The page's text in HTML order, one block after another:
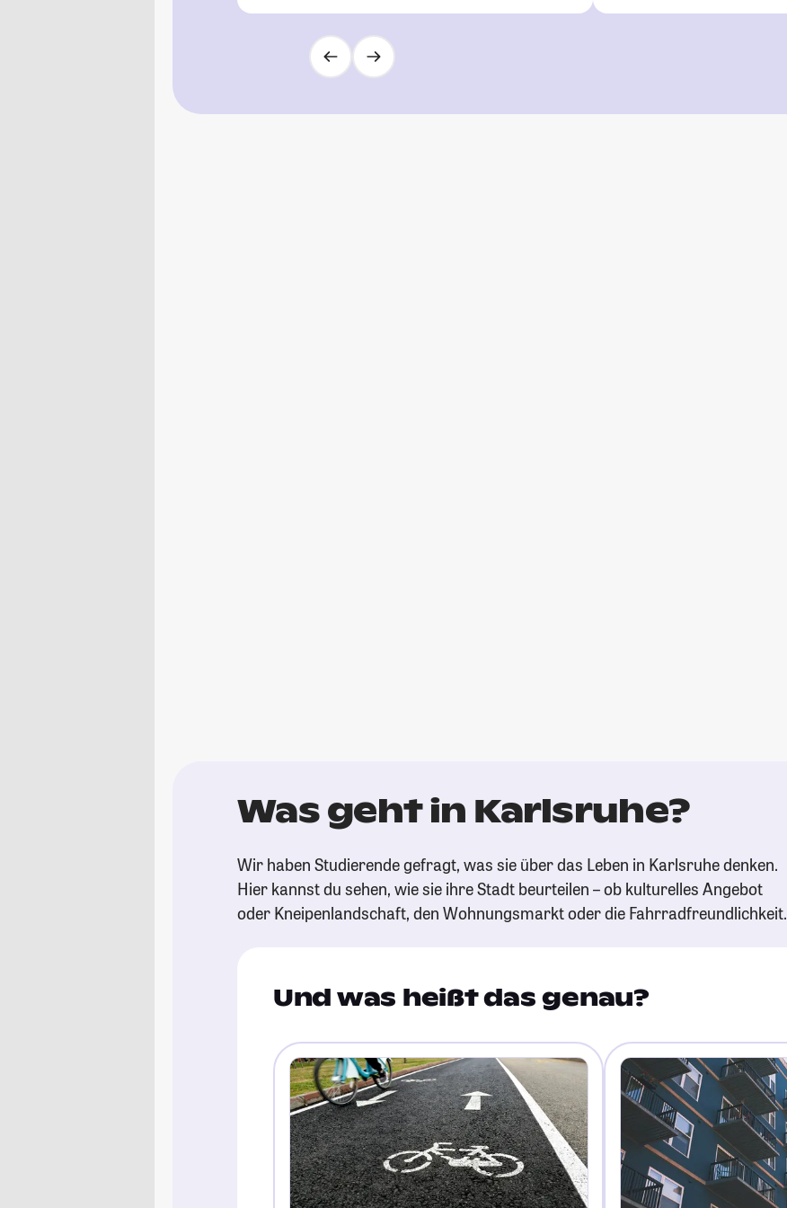
Was geht in Karlsruhe?
Wir haben Studierende gefragt, was sie über das Leben in Karlsruhe denken.
Hier kannst du sehen, wie sie ihre Stadt beurteilen – ob kulturelles Angebot
oder Kneipenlandschaft, den Wohnungsmarkt oder die Fahrradfreundlichkeit.
Und was heißt das genau?